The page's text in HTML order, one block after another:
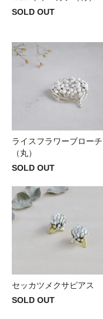
SOLD OUT
ライスフラワーブローチ
（丸）
SOLD OUT
セッカツメクサピアス
SOLD OUT